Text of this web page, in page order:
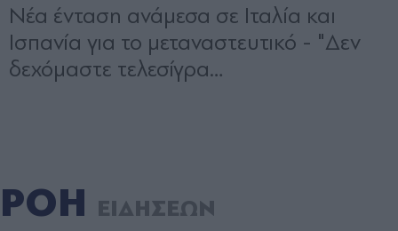
ΡΟΗ ΕΙΔΗΣΕΩΝ